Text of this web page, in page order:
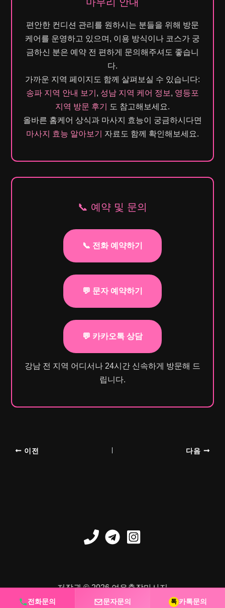
편안한 컨디션 관리를 원하시는 분들을 위해 방문
케어를 운영하고 있으며, 이용 방식이나 코스가 궁
금하신 분은 예약 전 편하게 문의해주셔도 좋습니
다.
가까운 지역 페이지도 함께 살펴보실 수 있습니다:
송파 지역 안내 보기 , 성남 지역 케어 정보 , 영등포
지역 방문 후기
도 참고해보세요.
올바른 홈케어 상식과 마사지 효능이 궁금하시다면
마사지 효능 알아보기
자료도 함께 확인해보세요.
📞 예약 및 문의
📞 전화 예약하기
💬 문자 예약하기
💬 카카오톡 상담
강남 전 지역 어디서나 24시간 신속하게 방문해 드
립니다.
이전 다음
저작권 © 2026 여우출장마사지
전화문의 문자문의 톡 카톡문의